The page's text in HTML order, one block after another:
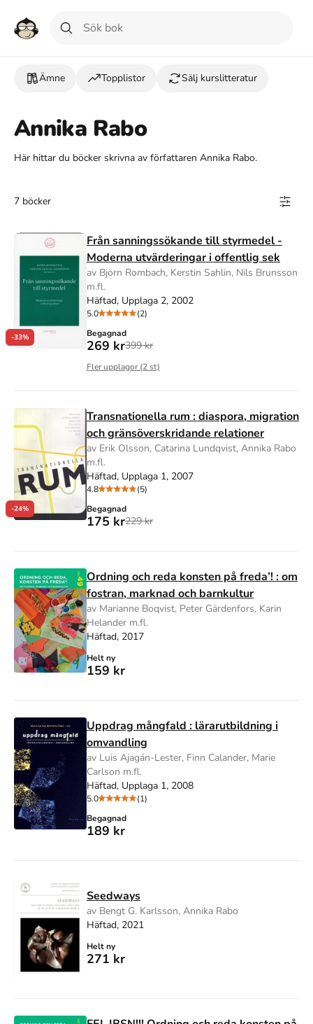
Ämne Topplistor Sälj kurslitteratur
Annika Rabo
Här hittar du böcker skrivna av författaren Annika Rabo.
7 böcker
-33%
Från sanningssökande till styrmedel -
Moderna utvärderingar i offentlig sek
av Björn Rombach, Kerstin Sahlin, Nils Brunsson
m.fl.
Häftad, Upplaga 2, 2002
5.0
(2)
Begagnad
269 kr399 kr
Fler upplagor (2st)
-24%
Transnationella rum : diaspora, migration
och gränsöverskridande relationer
av Erik Olsson, Catarina Lundqvist, Annika Rabo
m.fl.
Häftad, Upplaga 1, 2007
4.8
(5)
Begagnad
175 kr229 kr
Ordning och reda konsten på freda’! : om
fostran, marknad och barnkultur
av Marianne Boqvist, Peter Gärdenfors, Karin
Helander m.fl.
Häftad, 2017
Helt ny
159 kr
Uppdrag mångfald : lärarutbildning i
omvandling
av Luis Ajagán-Lester, Finn Calander, Marie
Carlson m.fl.
Häftad, Upplaga 1, 2008
5.0
(1)
Begagnad
189 kr
Seedways
av Bengt G. Karlsson, Annika Rabo
Häftad, 2021
Helt ny
271 kr